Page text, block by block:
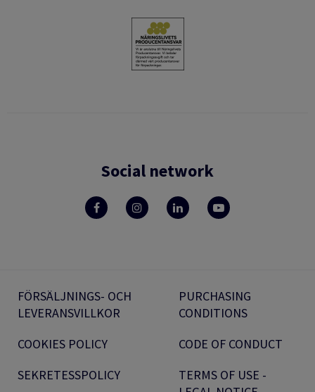
Social network
FÖRSÄLJNINGS- OCH
LEVERANSVILLKOR
COOKIES POLICY
SEKRETESSPOLICY
PURCHASING
CONDITIONS
CODE OF CONDUCT
TERMS OF USE -